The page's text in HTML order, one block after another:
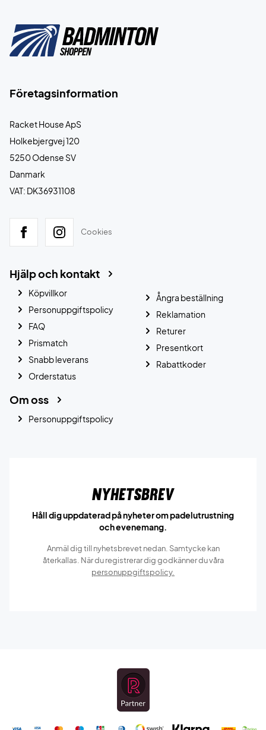
Företagsinformation
Racket House ApS
Holkebjergvej 120
5250 Odense SV
Danmark
VAT: DK36931108
Cookies
Hjälp och kontakt
Köpvillkor
Personuppgiftspolicy
FAQ
Prismatch
Snabb leverans
Orderstatus
Ångra beställning
Reklamation
Returer
Presentkort
Rabattkoder
Om oss
Personuppgiftspolicy
Nyhetsbrev
Håll dig uppdaterad på nyheter om padelutrustning
och evenemang.
Anmäl dig till nyhetsbrevet nedan. Samtycke kan
återkallas. När du registrerar dig godkänner du våra
personuppgiftspolicy.